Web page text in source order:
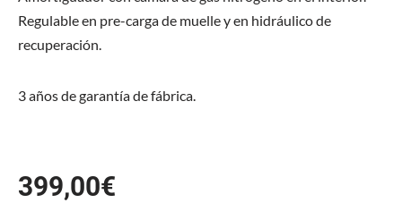
Regulable en pre-carga de muelle y en hidráulico de
recuperación.
3 años de garantía de fábrica.
399,00€